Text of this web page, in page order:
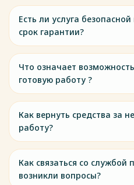
Коэффициент, учитывающий
постоянного тока и
равен 1,0. Коэффициент,
эффект для переменного
провода и соотношения
алюминиевой части,
[СНиП 23-01-99 Строительная
№ 1)]. Коэффициент может
путем. При отсутствии
1,05.
Весь текст будет доступен
Есть ли услуга
срок гарантии?
Что означает
готовую работу ?
Как вернуть средства за
работу?
Как связаться со службой
возникли вопросы?